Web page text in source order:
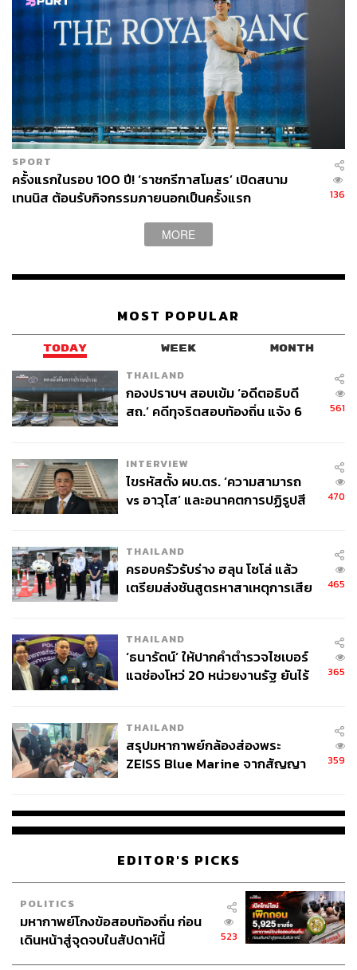
TAGS: Estee Lauder Lacoste
Lululemon
Golden Goose
167
SPORT
ครั้งแรกในรอบ 100 ปี! ‘ราชกรีฑาสโมสร’ เปิดสนาม
เทนนิส ต้อนรับกิจกรรมภายนอกเป็นครั้งแรก
136
MORE
MOST POPULAR
TODAY WEEK MONTH
THAILAND
กองปราบฯ สอบเข้ม ‘อดีตอธิบดี
สถ.’ คดีทุจริตสอบท้องถิ่น แจ้ง 6
561
INTERVIEW
ไขรหัสตั้ง ผบ.ตร. ‘ความสามารถ
vs อาวุโส’ และอนาคตการปฏิรูปสี
470
THAILAND
ครอบครัวรับร่าง ฮลุน โซโล่ แล้ว
เตรียมส่งชันสูตรหาสาเหตุการเสีย
465
THAILAND
‘ธนารัตน์’ ให้ปากคำตำรวจไซเบอร์
แฉช่องโหว่ 20 หน่วยงานรัฐ ยันไร้
365
THAILAND
สรุปมหากาพย์กล้องส่องพระ
ZEISS Blue Marine จากสัญญา
จ่ายหนี้-แอบระบุแบรนด์
359
EDITOR'S PICKS
POLITICS
มหากาพย์โกงข้อสอบท้องถิ่น ก่อน
เดินหน้าสู่จุดจบในสัปดาห์นี้
523